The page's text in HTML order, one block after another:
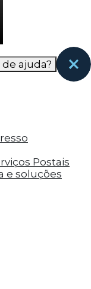
o site. Esses
sobre
taxa de
o
de social
recursos de
para
que eles
da
de ajuda?
Postais
e soluções